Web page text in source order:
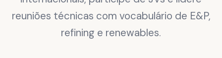
reuniões técnicas com vocabulário de E&P,
refining e renewables.